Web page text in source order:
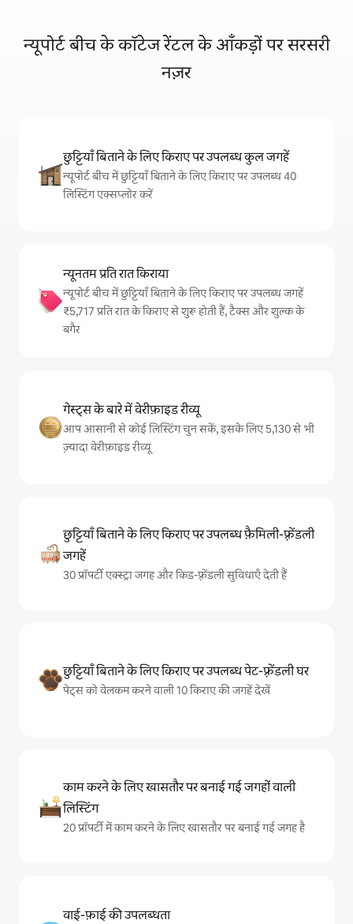
न्यूपोर्ट बीच के कॉटेज रेंटल के आँकड़ों पर सरसरी
नज़र
छुट्टियाँ बिताने के लिए किराए पर उपलब्ध कुल जगहें
न्यूपोर्ट बीच में छुट्टियाँ बिताने के लिए किराए पर उपलब्ध 40
लिस्टिंग एक्सप्लोर करें
न्यूनतम प्रति रात किराया
न्यूपोर्ट बीच में छुट्टियाँ बिताने के लिए किराए पर उपलब्ध जगहें
₹5,717 प्रति रात के किराए से शुरू होती हैं, टैक्स और शुल्क के
बगैर
गेस्ट्स के बारे में वेरीफ़ाइड रीव्यू
आप आसानी से कोई लिस्टिंग चुन सकें, इसके लिए 5,130 से भी
ज़्यादा वेरीफ़ाइड रीव्यू
छुट्टियाँ बिताने के लिए किराए पर उपलब्ध फ़ैमिली-फ़्रेंडली
जगहें
30 प्रॉपर्टी एक्स्ट्रा जगह और किड-फ़्रेंडली सुविधाएँ देती हैं
छुट्टियाँ बिताने के लिए किराए पर उपलब्ध पेट-फ़्रेंडली घर
पेट्स को वेलकम करने वाली 10 किराए की जगहें देखें
काम करने के लिए खासतौर पर बनाई गई जगहों वाली
लिस्टिंग
20 प्रॉपर्टी में काम करने के लिए खासतौर पर बनाई गई जगह है
वाई-फ़ाई की उपलब्धता